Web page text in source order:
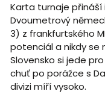
Karta turnaje
Dvoumetrový
3) z frankfurtského
potenciál a nikdy se
Slovensko si jede
chuť po porážce s
divizi míří vysoko.